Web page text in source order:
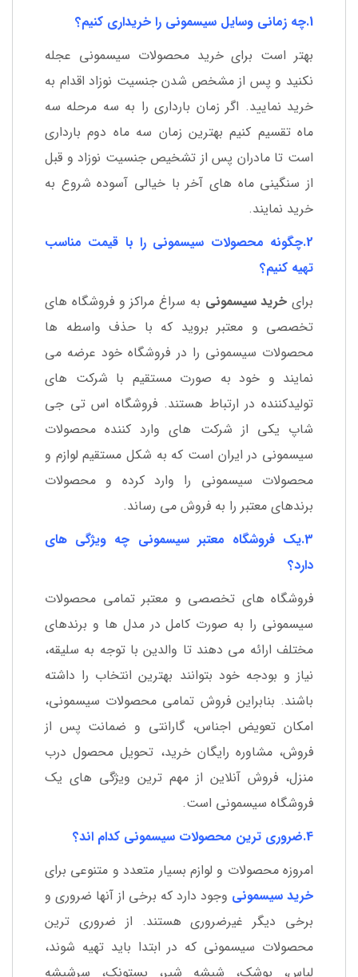
1.چه زمانی وسایل سیسمونی را خریداری کنیم؟
بهتر است برای خرید محصولات سیسمونی عجله
نکنید و پس از مشخص شدن جنسیت نوزاد اقدام به
خرید نمایید. اگر زمان بارداری را به سه مرحله سه
ماه تقسیم کنیم بهترین زمان سه ماه دوم بارداری
است تا مادران پس از تشخیص جنسیت نوزاد و قبل
از سنگینی ماه های آخر با خیالی آسوده شروع به
خرید نمایند.
2.چگونه محصولات سیسمونی را با قیمت مناسب
تهیه کنیم؟
برای خرید سیسمونی به سراغ مراکز و فروشگاه های
تخصصی و معتبر بروید که با حذف واسطه ها
محصولات سیسمونی را در فروشگاه خود عرضه می
نمایند و خود به صورت مستقیم با شرکت های
تولیدکننده در ارتباط هستند. فروشگاه اس تی جی
شاپ یکی از شرکت های وارد کننده محصولات
سیسمونی در ایران است که به شکل مستقیم لوازم و
محصولات سیسمونی را وارد کرده و محصولات
برندهای معتبر را به فروش می رساند.
3.یک فروشگاه معتبر سیسمونی چه ویژگی های
دارد؟
فروشگاه های تخصصی و معتبر تمامی محصولات
سیسمونی را به صورت کامل در مدل ها و برندهای
مختلف ارائه می دهند تا والدین با توجه به سلیقه،
نیاز و بودجه خود بتوانند بهترین انتخاب را داشته
باشند. بنابراین فروش تمامی محصولات سیسمونی،
امکان تعویض اجناس، گارانتی و ضمانت پس از
فروش، مشاوره رایگان خرید، تحویل محصول درب
منزل، فروش آنلاین از مهم ترین ویژگی های یک
فروشگاه سیسمونی است.
4.ضروری ترین محصولات سیسمونی کدام اند؟
امروزه محصولات و لوازم بسیار متعدد و متنوعی برای
خرید سیسمونی وجود دارد که برخی از آنها ضروری و
برخی دیگر غیرضروری هستند. از ضروری ترین
محصولات سیسمونی که در ابتدا باید تهیه شوند،
لباس، پوشک، شیشه شیر، پستونک، سرشیشه